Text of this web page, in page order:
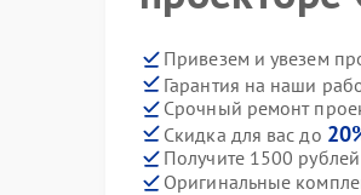
Привезем и увезем
Гарантия на наши
Срочный ремонт
Скидка для вас до
Получите 1500
Оригинальные